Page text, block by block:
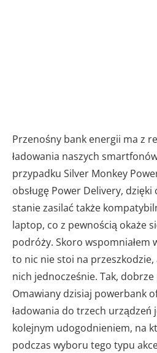
Przenośny bank energii ma z
ładowania naszych
przypadku Silver Monkey
obsługę Power Delivery,
stanie zasilać także
laptop, co z pewnością okaże
podróży. Skoro wspomniałem
to nic nie stoi na przeszkodzie,
nich jednocześnie. Tak,
Omawiany dzisiaj powerbank
ładowania do trzech urządzeń
kolejnym udogodnieniem, na
podczas wyboru tego typu